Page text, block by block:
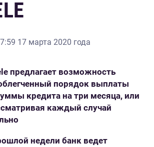
17 марта 2020 года
предлагает возможность
порядок выплаты
кредита на три месяца, или
каждый случай
недели банк ведет